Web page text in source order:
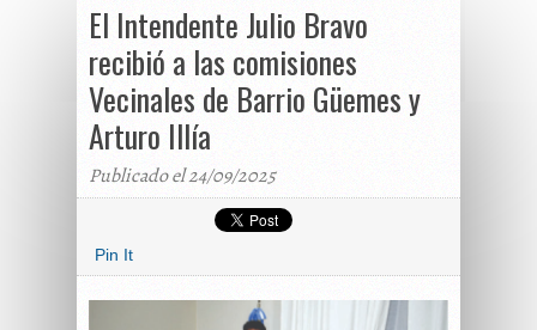
El Intendente Julio Bravo
recibió a las comisiones
Vecinales de Barrio Güemes y
Arturo Illía
Publicado el 24/09/2025
Pin It